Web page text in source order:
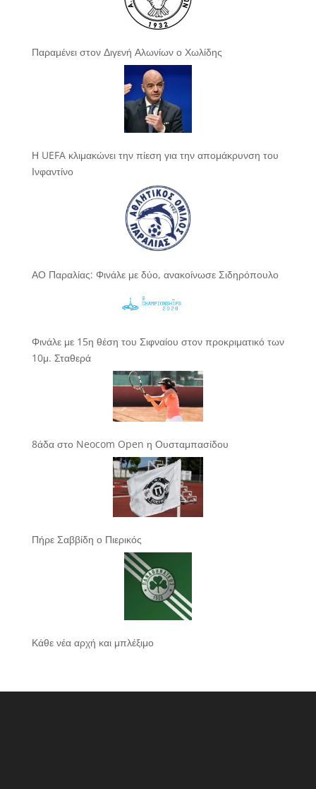
Παραμένει στον Διγενή Αλωνίων ο Χωλίδης
Η UEFA κλιμακώνει την πίεση για την απομάκρυνση του
Ινφαντίνο
ΑΟ Παραλίας: Φινάλε με δύο, ανακοίνωσε Σιδηρόπουλο
Φινάλε με 15η θέση του Σιφναίου στον προκριματικό των
10μ. Σταθερά
8άδα στο Neocom Open η Ουσταμπασίδου
Πήρε Σαββίδη ο Πιερικός
Κάθε νέα αρχή και μπλέξιμο